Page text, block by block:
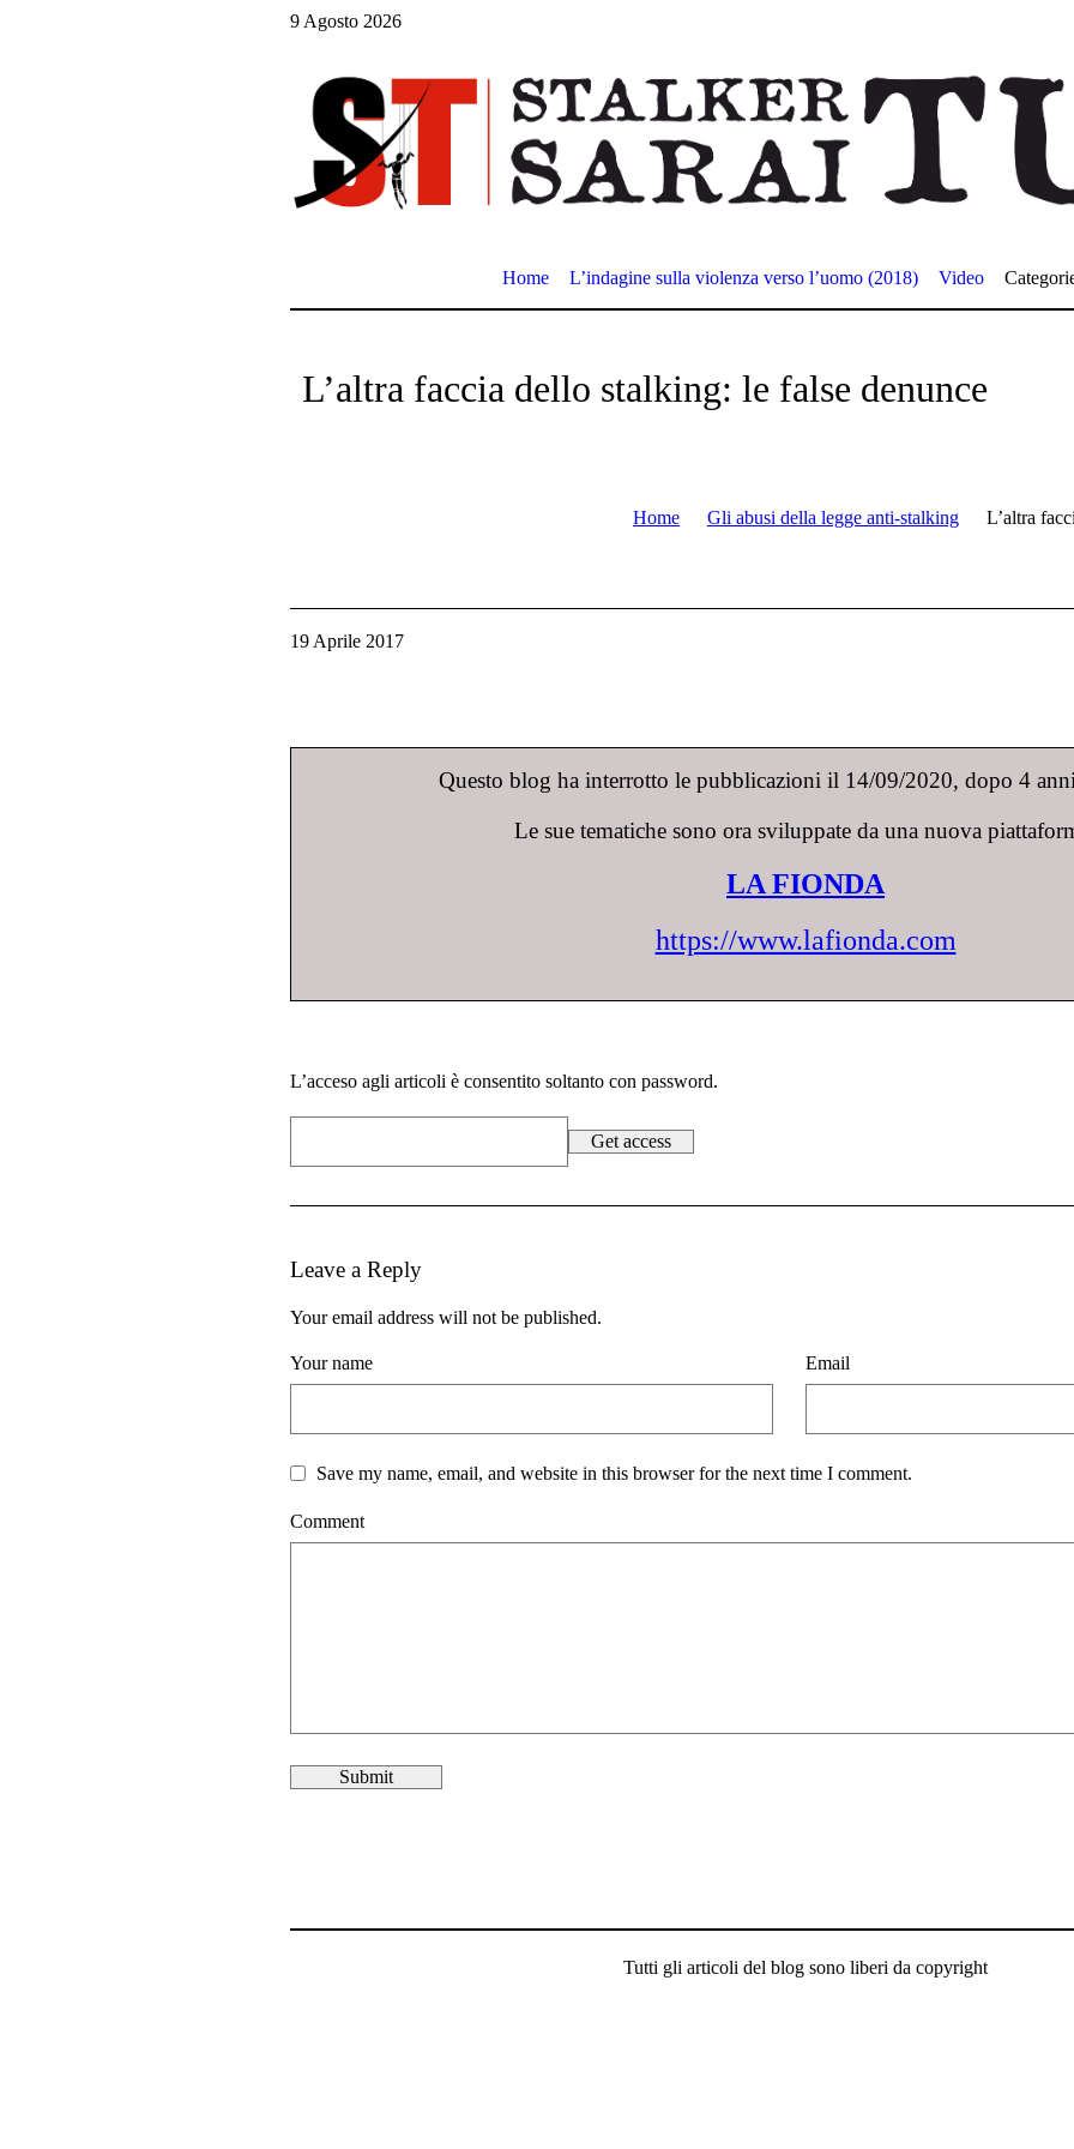
9 Agosto 2026
Home L’indagine sulla violenza verso l’uomo (2018) Video
L’altra faccia dello stalking: le false denunce
Home Gli abusi della legge anti-stalking L’altra
19 Aprile 2017
Questo blog ha interrotto le pubblicazioni il 14/09/2020, dopo 4
Le sue tematiche sono ora sviluppate da una nuova
LA FIONDA
https://www.lafionda.com
L’acceso agli articoli è consentito soltanto con password.
Leave a Reply
Your email address will not be published.
Your name Email
Save my name, email, and website in this browser for the next time I comment.
Comment
Tutti gli articoli del blog sono liberi da copyright